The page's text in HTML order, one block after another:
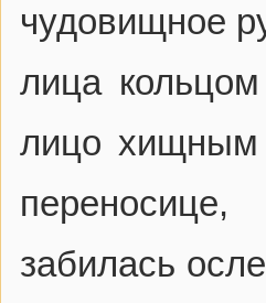
чудовищное
лица
лицо хищным
забилась